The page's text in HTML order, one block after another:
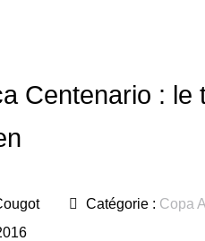
Centenario : le
Catégorie : Copa